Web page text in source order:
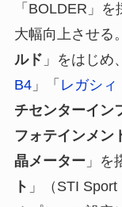
「BOLDER」
大幅向上させる
ルド 」をはじめ
B4」「 レガシィ
チセンターイン
フォテインメン
晶メーター 」を
ト 」（STI